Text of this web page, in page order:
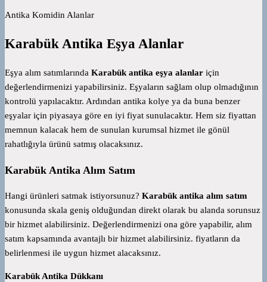
Antika Komidin Alanlar
Karabük Antika Eşya Alanlar
Eşya alım satımlarında Karabük antika eşya alanlar için
değerlendirmenizi yapabilirsiniz. Eşyaların sağlam olup olmadığının
kontrolü yapılacaktır. Ardından antika kolye ya da buna benzer
eşyalar için piyasaya göre en iyi fiyat sunulacaktır. Hem siz fiyattan
memnun kalacak hem de sunulan kurumsal hizmet ile gönül
rahatlığıyla ürünü satmış olacaksınız.
Karabük Antika Alım Satım
Hangi ürünleri satmak istiyorsunuz? Karabük antika alım satım
konusunda skala geniş olduğundan direkt olarak bu alanda sorunsuz
bir hizmet alabilirsiniz. Değerlendirmenizi ona göre yapabilir, alım
satım kapsamında avantajlı bir hizmet alabilirsiniz. fiyatların da
belirlenmesi ile uygun hizmet alacaksınız.
Karabük Antika Dükkanı